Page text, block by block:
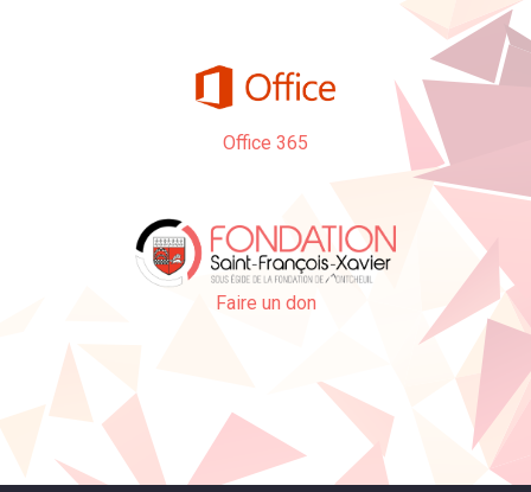
Office 365
Faire un don